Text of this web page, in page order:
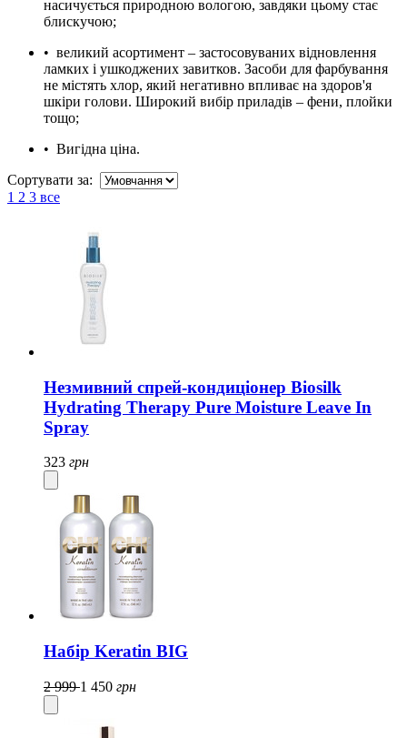
насичується природною вологою, завдяки цьому стає
блискучою;
• великий асортимент – застосовуваних відновлення
ламких і ушкоджених завитков. Засоби для фарбування
не містять хлор, який негативно впливає на здоров'я
шкіри голови. Широкий вибір приладів – фени, плойки
тощо;
• Вигідна ціна.
Сортувати за:
1 2 3 все
Незмивний спрей-кондиціонер Biosilk
Hydrating Therapy Pure Moisture Leave In
Spray
323 грн
Набір Keratin BIG
2 9991 450 грн